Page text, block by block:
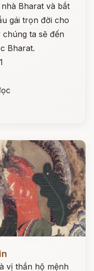
Bharat và bắt
gái trọn đời cho
ta sẽ đến
Bharat.
vị thần hộ mệnh